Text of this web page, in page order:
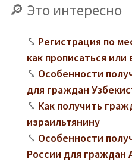
Это интересно
Регистрация по
как прописаться или
Особенности
для граждан
Как получить
израильтянину
Особенности
России для граждан